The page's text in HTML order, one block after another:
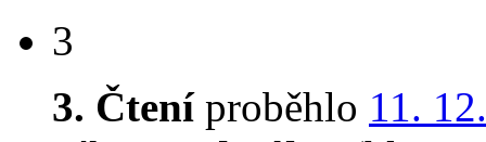
3
3. Čteníproběhlo 11.